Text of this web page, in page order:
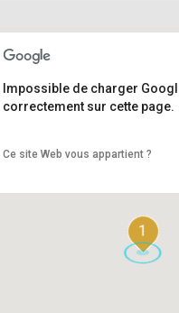
1
Impossible de charger
correctement sur cette page.
Ce site Web vous appartient ?